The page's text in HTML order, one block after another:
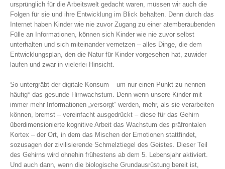
ursprünglich für die Arbeitswelt gedacht waren, müssen wir auch die
Folgen für sie und ihre Entwicklung im Blick behalten. Denn durch das
Internet haben Kinder wie nie zuvor Zugang zu einer atemberaubenden
Fülle an Informationen, können sich Kinder wie nie zuvor selbst
unterhalten und sich miteinander vernetzen – alles Dinge, die dem
Entwicklungsplan, den die Natur für Kinder vorgesehen hat, zuwider
laufen und zwar in vielerlei Hinsicht.
So untergräbt der digitale Konsum – um nur einen Punkt zu nennen –
häufig* das gesunde Hirnwachstum. Denn wenn unsere Kinder mit
immer mehr Informationen „versorgt“ werden, mehr, als sie verarbeiten
können, bremst – vereinfacht ausgedrückt – diese für das Gehirn
überdimensionierte kognitive Arbeit das Wachstum des präfrontalen
Kortex – der Ort, in dem das Mischen der Emotionen stattfindet,
sozusagen der zivilisierende Schmelztiegel des Geistes. Dieser Teil
des Gehirns wird ohnehin frühestens ab dem 5. Lebensjahr aktiviert.
Und auch dann, wenn die biologische Grundausrüstung bereit ist,